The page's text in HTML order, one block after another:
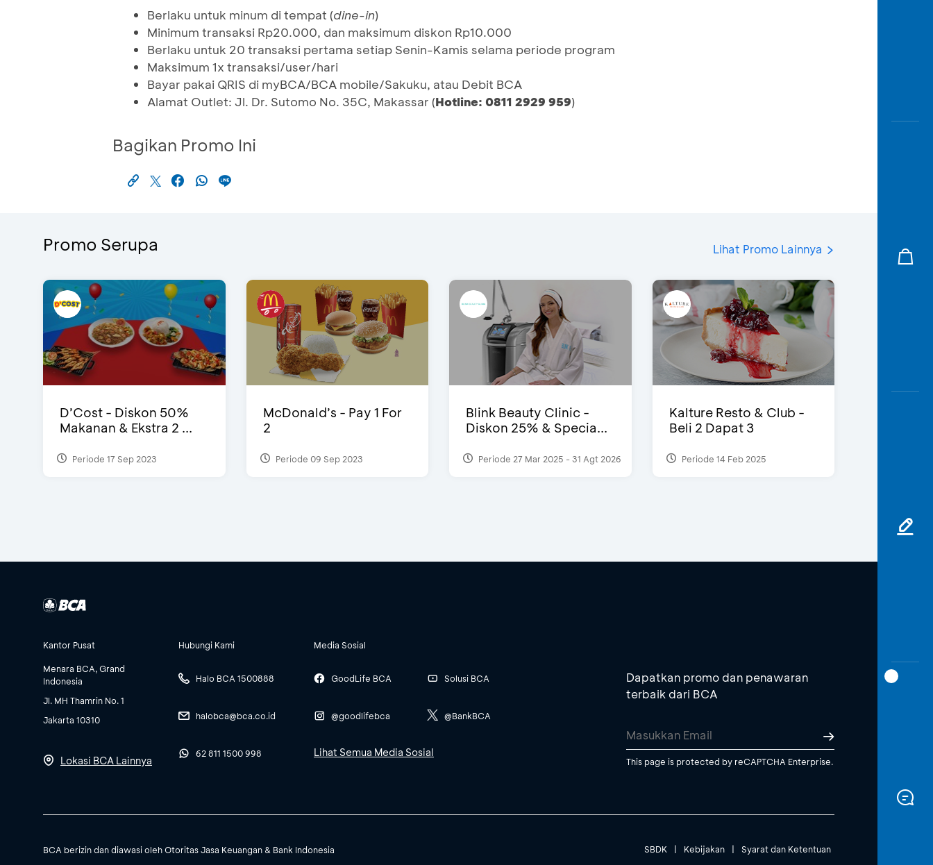
Berlaku untuk minum di tempat (dine-in)
Minimum transaksi Rp20.000, dan maksimum diskon Rp10.000
Berlaku untuk 20 transaksi pertama setiap Senin-Kamis selama periode program
Maksimum 1x transaksi/user/hari
Bayar pakai QRIS di myBCA/BCA mobile/Sakuku, atau Debit BCA
Alamat Outlet: Jl. Dr. Sutomo No. 35C, Makassar (Hotline: 0811 2929 959)
Bagikan Promo Ini
Promo Serupa Lihat Promo Lainnya
D’Cost - Diskon 50%
Makanan & Ekstra 2 ...
Periode 17 Sep 2023
McDonald’s - Pay 1 For
2
Periode 09 Sep 2023
Blink Beauty Clinic -
Diskon 25% & Specia...
Periode 27 Mar 2025 - 31 Agt 2026
Kalture Resto & Club -
Beli 2 Dapat 3
Periode 14 Feb 2025
Kantor Pusat
Menara BCA, Grand
Indonesia
Jl. MH Thamrin No. 1
Jakarta 10310
Lokasi BCA Lainnya
Hubungi Kami
Halo BCA 1500888
halobca@bca.co.id
62 811 1500 998
Media Sosial
GoodLife BCA
@goodlifebca
Solusi BCA
@BankBCA
Lihat Semua Media Sosial
Dapatkan promo dan penawaran
terbaik dari BCA
This page is protected by reCAPTCHA Enterprise.
SBDK | Kebijakan | Syarat dan Ketentuan
BCA berizin dan diawasi oleh Otoritas Jasa Keuangan & Bank Indonesia